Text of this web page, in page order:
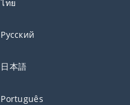
ไทย
Русский
日本語
Português